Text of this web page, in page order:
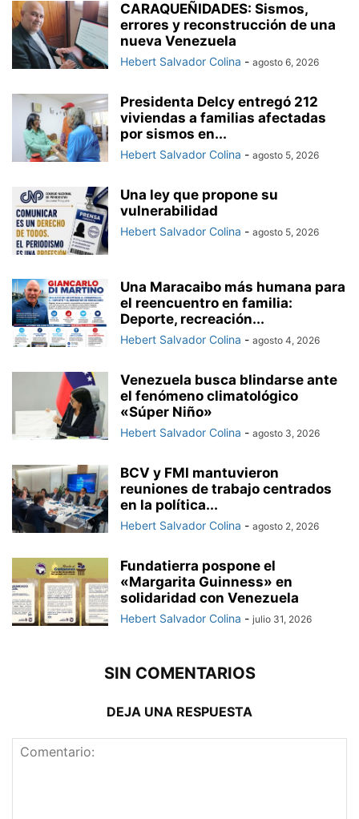
CARAQUEÑIDADES: Sismos,
errores y reconstrucción de una
nueva Venezuela
Hebert Salvador Colina - agosto 6, 2026
Presidenta Delcy entregó 212
viviendas a familias afectadas
por sismos en...
Hebert Salvador Colina - agosto 5, 2026
Una ley que propone su
vulnerabilidad
Hebert Salvador Colina - agosto 5, 2026
Una Maracaibo más humana para
el reencuentro en familia:
Deporte, recreación...
Hebert Salvador Colina - agosto 4, 2026
Venezuela busca blindarse ante
el fenómeno climatológico
«Súper Niño»
Hebert Salvador Colina - agosto 3, 2026
BCV y FMI mantuvieron
reuniones de trabajo centrados
en la política...
Hebert Salvador Colina - agosto 2, 2026
Fundatierra pospone el
«Margarita Guinness» en
solidaridad con Venezuela
Hebert Salvador Colina - julio 31, 2026
SIN COMENTARIOS
DEJA UNA RESPUESTA